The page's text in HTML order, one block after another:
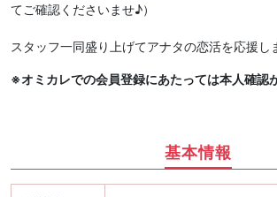
てご確認くださいませ♪）
スタッフ一同盛り上げてアナタの恋活を応援し
※オミカレでの会員登録にあたっては本人確認
基本情報